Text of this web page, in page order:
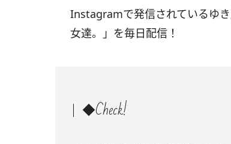
Instagramで発信されているゆ
女達。」を毎日配信！
◆Check!